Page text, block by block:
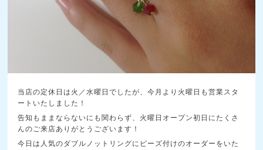
当店の定休日は火／水曜日でしたが、今月より火曜日も営業スタ
ートいたしました！
告知もままならないにも関わらず、火曜日オープン初日にたくさ
んのご来店ありがとうございます！
今日は人気のダブルノットリングにビーズ付けのオーダーをいた